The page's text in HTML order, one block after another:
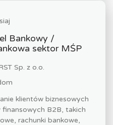
Bankowy /
sektor MŚP
Sp. z o.o.
klientów biznesowych
B2B, takich
rachunki bankowe,